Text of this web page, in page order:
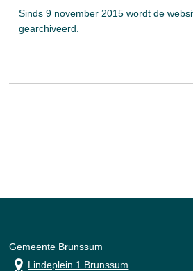
Sinds 9 november 2015 wordt de
gearchiveerd.
Gemeente Brunssum
Lindeplein 1 Brunssum